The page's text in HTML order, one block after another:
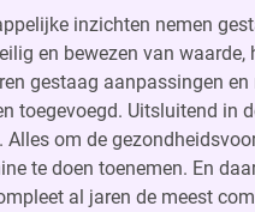
inzichten nemen
en bewezen van waarde,
gestaag aanpassingen en
toegevoegd. Uitsluitend in
Alles om de
te doen toenemen. En
al jaren de meest